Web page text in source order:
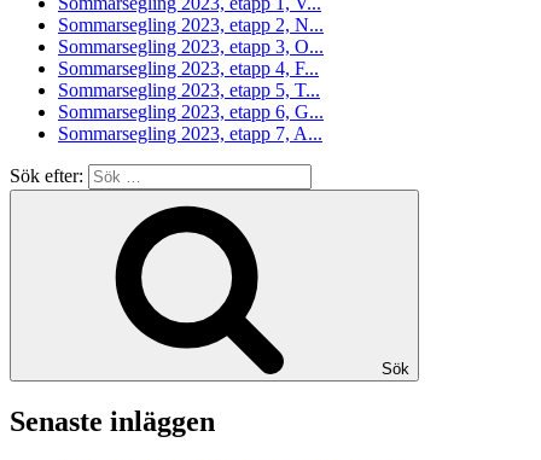
Sommarsegling 2023, etapp 2, N...
Sommarsegling 2023, etapp 3, O...
Sommarsegling 2023, etapp 4, F...
Sommarsegling 2023, etapp 5, T...
Sommarsegling 2023, etapp 6, G...
Sommarsegling 2023, etapp 7, A...
Sök efter:
Sök
Senaste inläggen